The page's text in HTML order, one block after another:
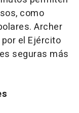
como
Archer
el Ejército
seguras más